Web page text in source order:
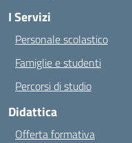
I Servizi
Personale scolastico
Famiglie e studenti
Percorsi di studio
Didattica
Offerta formativa